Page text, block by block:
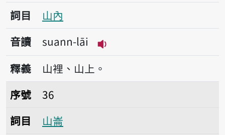
詞目
山內
音讀
suann-lāi
播放音讀suann-lāi
釋義
山裡、山上。
序號36山崙
序號
36
詞目
山崙